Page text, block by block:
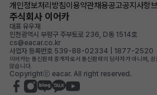
개인정보처리방침이용약관채용공고공지사항
주식회사 이어카
대표 유우재
인천광역시 부평구 주부토로 236, D동 1514호
cs@eacar.co.kr
사업자 등록번호 539-88-02334 | 1877-2520
이어카는 통신판매 중개자로서 통신판매의 당사자가 아니며,
않습니다.
Copyrightⓒ eacar. All right reserved.